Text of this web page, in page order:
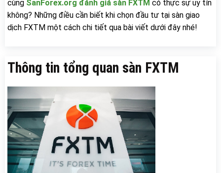
cùng SanForex.org đánh giá sàn FXTM có thực sự uy tín
không? Những điều cần biết khi chọn đầu tư tại sàn giao
dịch FXTM một cách chi tiết qua bài viết dưới đây nhé!
Thông tin tổng quan sàn FXTM